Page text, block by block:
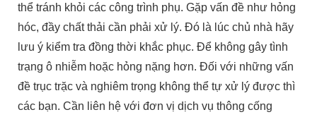
thể tránh khỏi các công trình phụ. Gặp vấn đề như hỏng
hóc, đầy chất thải cần phải xử lý. Đó là lúc chủ nhà hãy
lưu ý kiểm tra đồng thời khắc phục. Để không gây tình
trạng ô nhiễm hoặc hỏng nặng hơn. Đối với những vấn
đề trục trặc và nghiêm trọng không thể tự xử lý được thì
các bạn. Cần liên hệ với đơn vị dịch vụ thông cống